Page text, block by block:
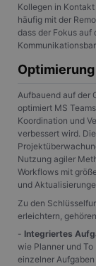
Kollegen in
häufig mit der
dass der Fokus auf
Aufbauend auf der
optimiert MS
Koordination und
verbessert wird.
Nutzung agiler
Workflows mit
und
Zu den
erleichtern,
- Integriertes
wie Planner und
einzelner